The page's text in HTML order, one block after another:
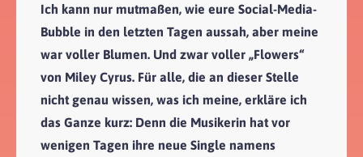
Ich kann nur mutmaßen, wie eure Social-Media-
Bubble in den letzten Tagen aussah, aber meine
war voller Blumen. Und zwar voller „Flowers“
von Miley Cyrus. Für alle, die an dieser Stelle
nicht genau wissen, was ich meine, erkläre ich
das Ganze kurz: Denn die Musikerin hat vor
wenigen Tagen ihre neue Single namens